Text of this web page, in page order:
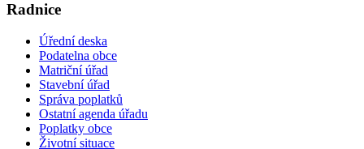
Radnice
Úřední deska
Podatelna obce
Matriční úřad
Stavební úřad
Správa poplatků
Ostatní agenda úřadu
Poplatky obce
Životní situace